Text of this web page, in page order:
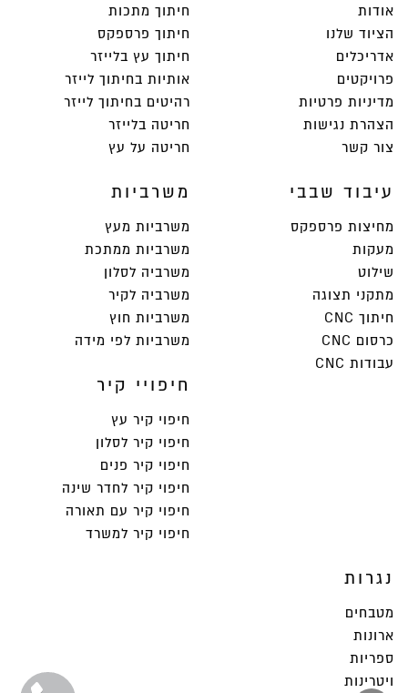
אודות
הציוד שלנו
אדריכלים
פרויקטים
מדיניות פרטיות
הצהרת נגישות
צור קשר
חיתוך מתכות
חיתוך פרספקס
חיתוך עץ בלייזר
אותיות בחיתוך לייזר
רהיטים בחיתוך לייזר
חריטה בלייזר
חריטה על עץ
עיבוד שבבי
מחיצות פרספקס
מעקות
שילוט
מתקני תצוגה
חיתוך CNC
כרסום CNC
עבודות CNC
משרביות
משרביות מעץ
משרביות ממתכת
משרביה לסלון
משרביה לקיר
משרביות חוץ
משרביות לפי מידה
חיפויי קיר
חיפוי קיר עץ
חיפוי קיר לסלון
חיפוי קיר פנים
חיפוי קיר לחדר שינה
חיפוי קיר עם תאורה
חיפוי קיר למשרד
נגרות
מטבחים
ארונות
ספריות
ויטרינות